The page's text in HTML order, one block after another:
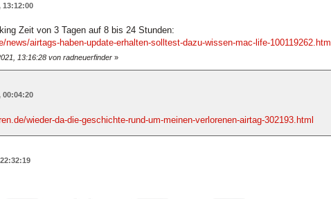
13:12:00
Zeit von 3 Tagen auf 8 bis 24 Stunden:
news/airtags-haben-update-erhalten-solltest-dazu-wissen-mac-life-100119262.html
13:16:28 von radneuerfinder »
00:04:20
wieder-da-die-geschichte-rund-um-meinen-verlorenen-airtag-302193.html